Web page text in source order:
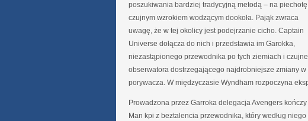
poszukiwania bardziej tradycyjną metodą – na
czujnym wzrokiem wodzącym dookoła. Pająk zwraca
uwagę, że w tej okolicy jest podejrzanie cicho. Captain
Universe dołącza do nich i przedstawia im Garokka,
niezastąpionego przewodnika po tych ziemiach i
obserwatora dostrzegającego najdrobniejsze zmiany
porywacza. W międzyczasie Wyndham rozpoczyna
Prowadzona przez Garroka delegacja Avengers
Man kpi z beztalencia przewodnika, który według